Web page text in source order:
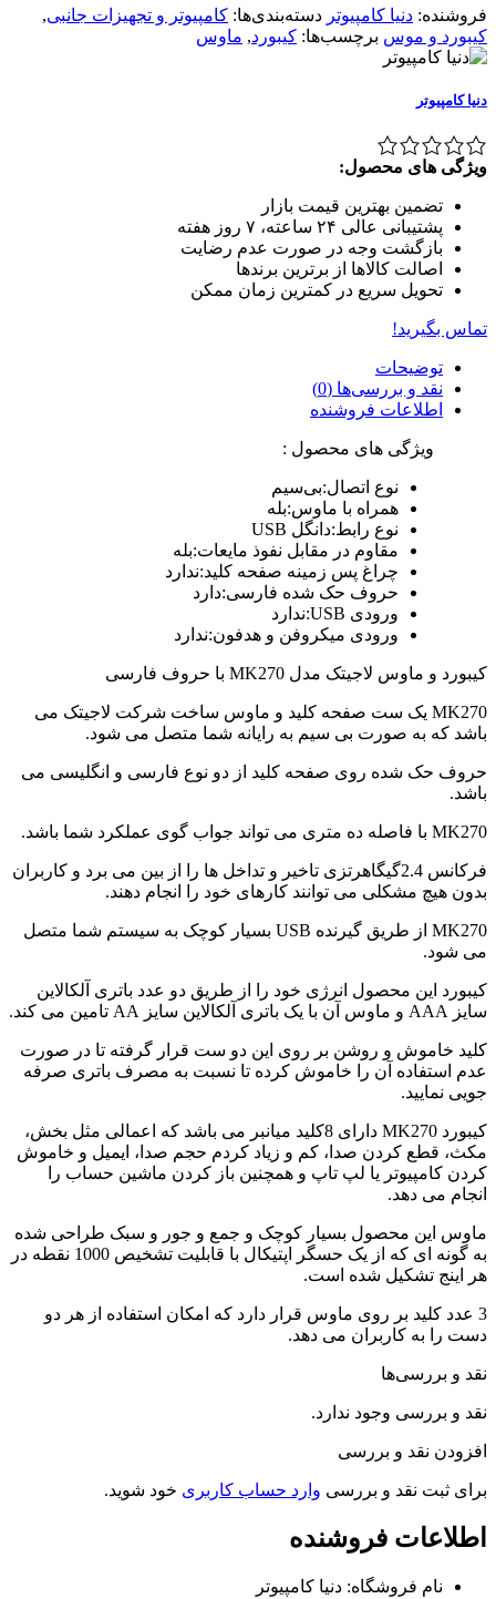
فروشنده: دنیا کامپیوتر دسته‌بندی‌ها: کامپیوتر و تجهیزات جانبی,
کیبورد و موس برچسب‌ها: کیبورد, ماوس
دنیا کامپیوتر
ویژگی های محصول:
تضمین بهترین قیمت بازار
پشتیبانی عالی ۲۴ ساعته، ۷ روز هفته
بازگشت وجه در صورت عدم رضایت
اصالت کالاها از برترین برندها
تحویل سریع در کمترین زمان ممکن
تماس بگیرید!
توضیحات
نقد و بررسی‌ها (0)
اطلاعات فروشنده
ویژگی های محصول :
نوع اتصال:بی‌سیم
همراه با ماوس:بله
نوع رابط:دانگل USB
مقاوم در مقابل نفوذ مایعات:بله
چراغ‌ پس زمینه صفحه کلید:ندارد
حروف حک شده فارسی:دارد
ورودی USB:ندارد
ورودی میکروفن و هدفون:ندارد
کیبورد و ماوس لاجیتک مدل MK270 با حروف فارسی
MK270 یک ست صفحه کلید و ماوس ساخت شرکت لاجیتک می
باشد که به صورت بی سیم به رایانه شما متصل می شود.
حروف حک شده روی صفحه کلید از دو نوع فارسی و انگلیسی می
باشد.
MK270 با فاصله ده متری می تواند جواب گوی عملکرد شما باشد.
فرکانس 2.4گیگاهرتزی تاخیر و تداخل ها را از بین می برد و کاربران
بدون هیچ مشکلی می توانند کارهای خود را انجام دهند.
MK270 از طریق گیرنده USB بسیار کوچک به سیستم شما متصل
می شود.
کیبورد این محصول انرژی خود را از طریق دو عدد باتری آلکالاین
سایز AAA و ماوس آن با یک باتری آلکالاین سایز AA تامین می کند.
کلید خاموش و روشن بر روی این دو ست قرار گرفته تا در صورت
عدم استفاده آن را خاموش کرده تا نسبت به مصرف باتری صرفه
جویی نمایید.
کیبورد MK270 دارای 8کلید میانبر می باشد که اعمالی مثل بخش،
مکث، قطع کردن صدا، کم و زیاد کردم حجم صدا، ایمیل و خاموش
کردن کامپیوتر یا لپ تاپ و همچنین باز کردن ماشین حساب را
انجام می دهد.
ماوس این محصول بسیار کوچک و جمع و جور و سبک طراحی شده
به گونه ای که از یک حسگر اپتیکال با قابلیت تشخیص 1000 نقطه در
هر اینج تشکیل شده است.
3 عدد کلید بر روی ماوس قرار دارد که امکان استفاده از هر دو
دست را به کاربران می دهد.
نقد و بررسی‌ها
نقد و بررسی وجود ندارد.
افزودن نقد و بررسی
برای ثبت نقد و بررسی وارد حساب کاربری خود شوید.
اطلاعات فروشنده
نام فروشگاه: دنیا کامپیوتر